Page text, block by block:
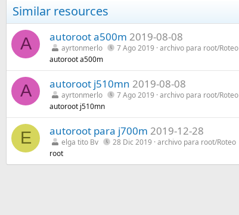
c
c
i
o
e
:
Similar resources
A autoroot a500m 2019-08-08
ayrtonmerlo 7 Ago 2019 archivo para root/Roteo
autoroot a500m
A autoroot j510mn 2019-08-08
ayrtonmerlo 7 Ago 2019 archivo para root/Roteo
autoroot j510mn
E autoroot para j700m 2019-12-28
elga tito Bv 28 Dic 2019 archivo para root/Roteo
root